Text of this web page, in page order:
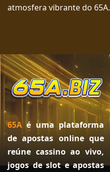
atmosfera vibrante do 65A.
65A é uma plataforma
de apostas online que
reúne cassino ao vivo,
jogos de slot e apostas